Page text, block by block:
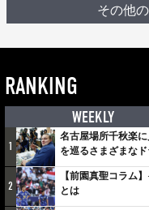
その他
RANKING
WEEKLY
1
名古屋場所千秋楽
を巡るさまざまな
2
【前園真聖コラム
とは